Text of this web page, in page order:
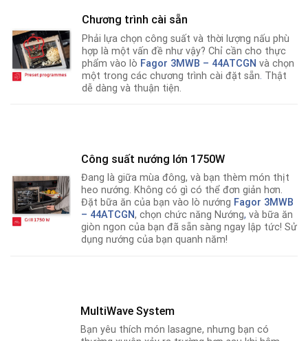
Chương trình cài sẵn
Phải lựa chọn công suất và thời lượng nấu phù
hợp là một vấn đề như vậy? Chỉ cần cho thực
phẩm vào lò Fagor 3MWB – 44ATCGN và chọn
một trong các chương trình cài đặt sẵn. Thật
dễ dàng và thuận tiện.
Công suất nướng lớn 1750W
Đang là giữa mùa đông, và bạn thèm món thịt
heo nướng. Không có gì có thể đơn giản hơn.
Đặt bữa ăn của bạn vào lò nướng Fagor 3MWB
– 44ATCGN, chọn chức năng Nướng, và bữa ăn
giòn ngon của bạn đã sẵn sàng ngay lập tức! Sử
dụng nướng của bạn quanh năm!
MultiWave System
Bạn yêu thích món lasagne, nhưng bạn có